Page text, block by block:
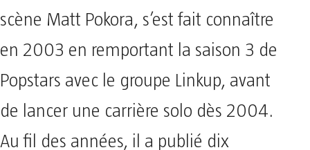
scène Matt Pokora, s’est fait connaître
en 2003 en remportant la saison 3 de
Popstars avec le groupe Linkup, avant
de lancer une carrière solo dès 2004.
Au fil des années, il a publié dix